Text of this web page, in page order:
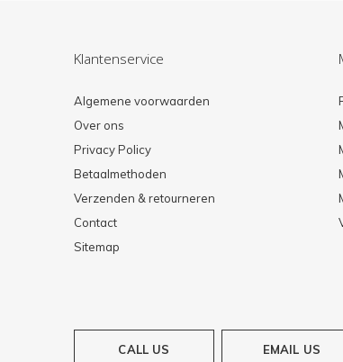
Klantenservice
Algemene voorwaarden
Over ons
Privacy Policy
Betaalmethoden
Verzenden & retourneren
Contact
Sitemap
CALL US EMAIL US